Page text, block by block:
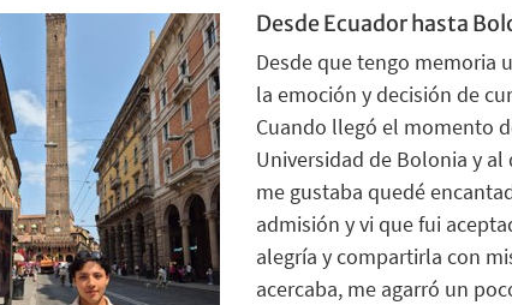
Desde Ecuador hasta
Desde que tengo memoria
la emoción y decisión de
Cuando llegó el momento
Universidad de Bolonia y al
me gustaba quedé
admisión y vi que fui
alegría y compartirla con
acercaba, me agarró un